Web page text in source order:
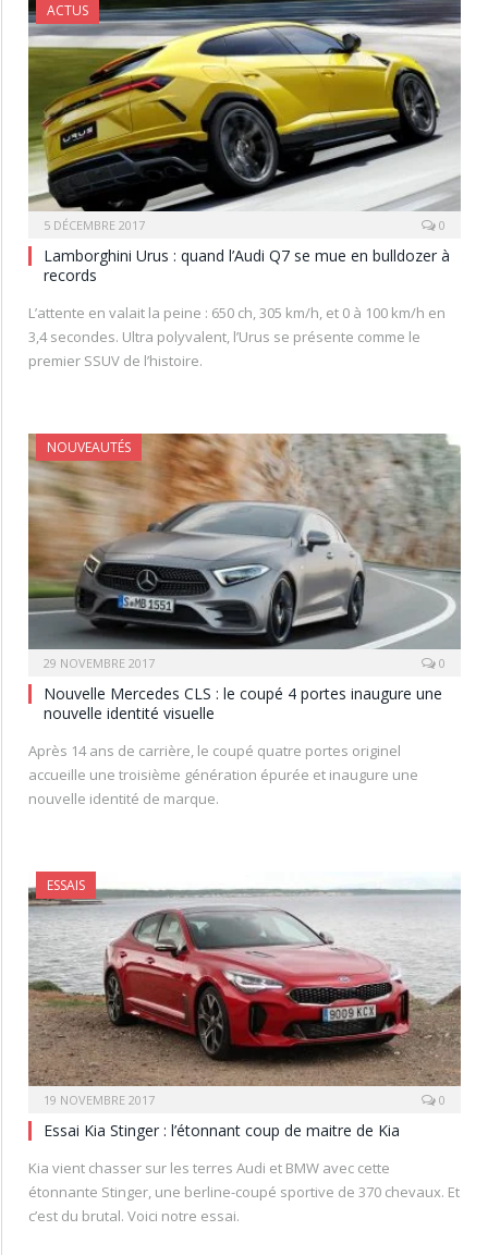
ACTUS
5 DÉCEMBRE 2017 0
Lamborghini Urus : quand l’Audi Q7 se mue en bulldozer à
records
L’attente en valait la peine : 650 ch, 305 km/h, et 0 à 100 km/h en
3,4 secondes. Ultra polyvalent, l’Urus se présente comme le
premier SSUV de l’histoire.
NOUVEAUTÉS
29 NOVEMBRE 2017 0
Nouvelle Mercedes CLS : le coupé 4 portes inaugure une
nouvelle identité visuelle
Après 14 ans de carrière, le coupé quatre portes originel
accueille une troisième génération épurée et inaugure une
nouvelle identité de marque.
ESSAIS
19 NOVEMBRE 2017 0
Essai Kia Stinger : l’étonnant coup de maitre de Kia
Kia vient chasser sur les terres Audi et BMW avec cette
étonnante Stinger, une berline-coupé sportive de 370 chevaux. Et
c’est du brutal. Voici notre essai.